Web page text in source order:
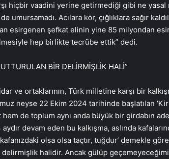
hiçbir vaadini yerine getirmediği gibi ne yasal
umursamadı. Acılara kör, çığlıklara sağır
esirgenen şefkat elinin yine 85 milyondan
hep birlikte tecrübe ettik” dedi.
BİR DELİRMİŞLİK HALİ”
ve ortaklarının, Türk milletine karşı bir
neyse 22 Ekim 2024 tarihinde başlatılan
hem de toplum aynı anda büyük bir girdabın
aydır devam eden bu kalkışma, aslında
olsa olsa taçtır, tuğdur’ demekle
delirmişlik halidir. Ancak gülüp